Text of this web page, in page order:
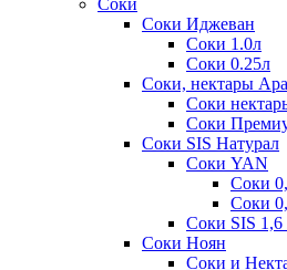
Соки
Соки Иджеван
Соки 1.0л
Соки 0.25л
Соки, нектары
Соки
Соки
Соки SIS Натурал
Соки YAN
Соки
Соки
Соки SIS 1,6
Соки Ноян
Соки и